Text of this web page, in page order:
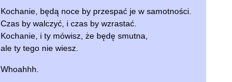
Kochanie, będą noce by przespać je w samotności.
Czas by walczyć, i czas by wzrastać.
Kochanie, i ty mówisz, że będę smutna,
ale ty tego nie wiesz.
Whoahhh.